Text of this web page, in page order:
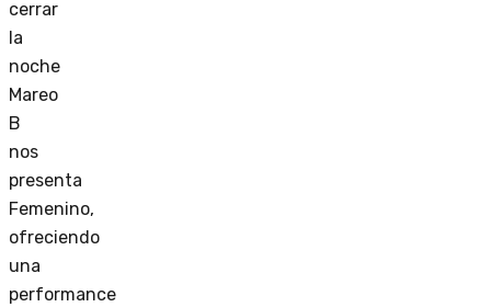
cerrar
la
noche
Mareo
B
nos
presenta
Femenino,
ofreciendo
una
performance